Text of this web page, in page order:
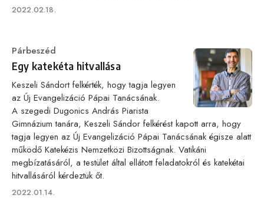
Published
2022.02.18.
Category
Párbeszéd
Egy katekéta hitvallása
Keszeli Sándort felkérték, hogy tagja legyen
az Új Evangelizáció Pápai Tanácsának.
A szegedi Dugonics András Piarista
Gimnázium tanára, Keszeli Sándor felkérést kapott arra, hogy
tagja legyen az Új Evangelizáció Pápai Tanácsának égisze alatt
működő Katekézis Nemzetközi Bizottságnak. Vatikáni
megbízatásáról, a testület által ellátott feladatokról és katekétai
hitvallásáról kérdeztük őt.
Published
2022.01.14.